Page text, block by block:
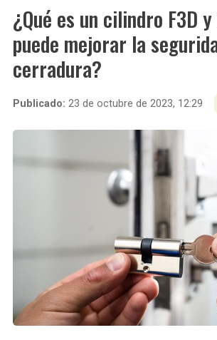
Spheris His
Spheris Xp
Forstyl
Duo G071
¿Qué es un cilindro F3D
puede mejorar la
cerradura?
Publicado: 23 de octubre de 2023, 12:29